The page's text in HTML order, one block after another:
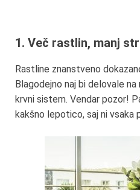
1. Več rastlin, manj
Rastline znanstveno
Blagodejno naj bi delovale
krvni sistem. Vendar pozor!
kakšno lepotico, saj ni vsaka